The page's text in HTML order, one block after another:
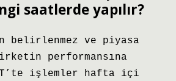
saatlerde yapılır?
belirlenmez ve piyasa
performansına
işlemler hafta içi